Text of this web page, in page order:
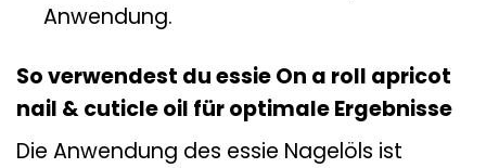
Anwendung.
So verwendest du essie On a roll apricot
nail & cuticle oil für optimale Ergebnisse
Die Anwendung des essie Nagelöls ist